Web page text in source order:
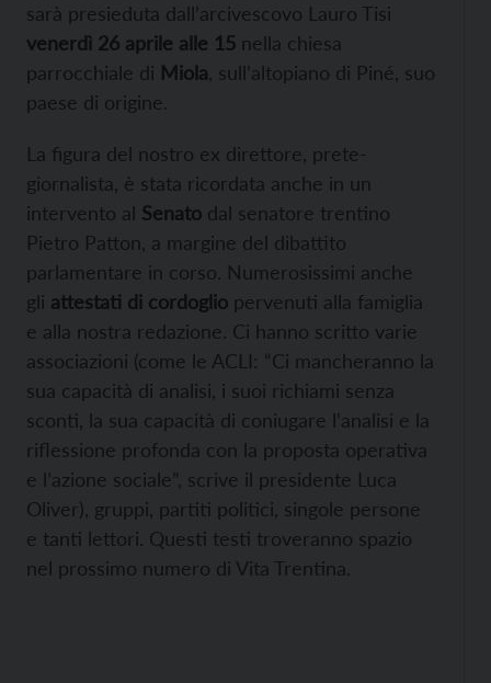
sarà presieduta dall’arcivescovo Lauro Tisi
venerdì 26 aprile alle 15 nella chiesa
parrocchiale di Miola , sull’altopiano di Piné, suo
paese di origine.
La figura del nostro ex direttore, prete-
giornalista, è stata ricordata anche in un
intervento al Senato dal senatore trentino
Pietro Patton, a margine del dibattito
parlamentare in corso. Numerosissimi anche
gli attestati di cordoglio pervenuti alla famiglia
e alla nostra redazione. Ci hanno scritto varie
associazioni (come le ACLI: “Ci mancheranno la
sua capacità di analisi, i suoi richiami senza
sconti, la sua capacità di coniugare l’analisi e la
riflessione profonda con la proposta operativa
e l’azione sociale”, scrive il presidente Luca
Oliver), gruppi, partiti politici, singole persone
e tanti lettori. Questi testi troveranno spazio
nel prossimo numero di Vita Trentina.